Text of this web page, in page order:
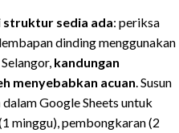
struktur sedia ada: periksa
dinding menggunakan
kandungan
menyebabkan acuan . Susun
dalam Google Sheets untuk
minggu), pembongkaran (2